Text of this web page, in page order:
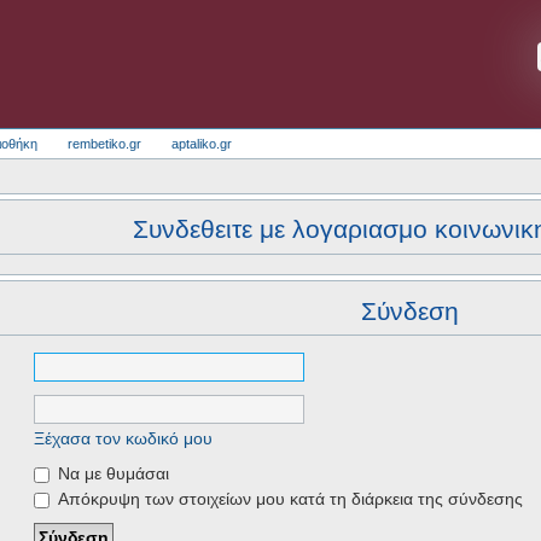
rembetiko.gr aptaliko.gr
Συνδεθειτε με λογαριασμο
Σύνδεση
Ξέχασα τον κωδικό μου
Να με θυμάσαι
Απόκρυψη των στοιχείων μου κατά τη διάρκεια της σύνδεσης